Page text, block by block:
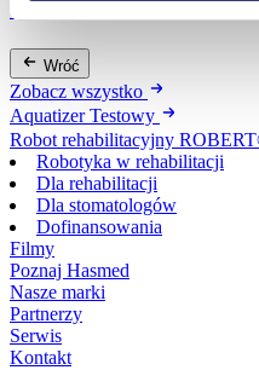
Wynajem
Wróć
Zobacz wszystko
Aquatizer Testowy
Robot rehabilitacyjny
Robotyka w rehabilitacji
Dla rehabilitacji
Dla stomatologów
Dofinansowania
Filmy
Poznaj Hasmed
Nasze marki
Partnerzy
Serwis
Kontakt